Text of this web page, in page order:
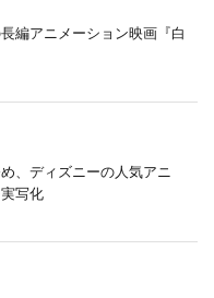
編アニメーション映画『白
、ディズニーの人気アニ
写化